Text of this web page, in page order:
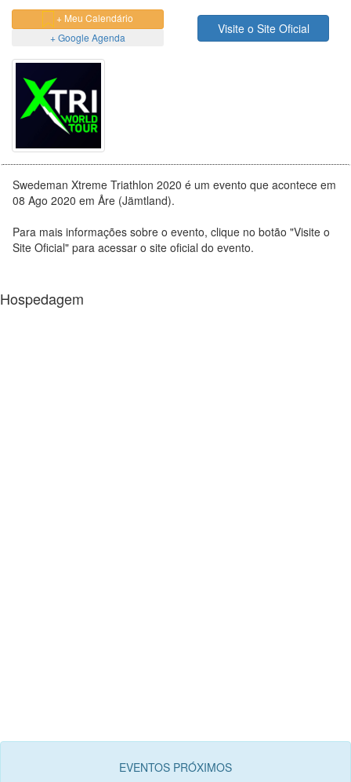
+ Meu Calendário
+ Google Agenda
Visite o Site Oficial
Swedeman Xtreme Triathlon 2020 é um evento que acontece em
08 Ago 2020 em Åre (Jämtland).
Para mais informações sobre o evento, clique no botão "Visite o
Site Oficial" para acessar o site oficial do evento.
Hospedagem
EVENTOS PRÓXIMOS